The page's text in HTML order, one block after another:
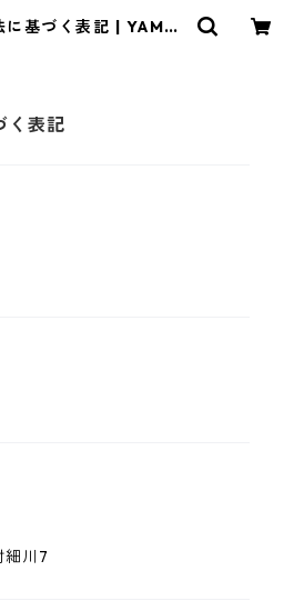
基づく表記 | YAMAT
く表記
細川7